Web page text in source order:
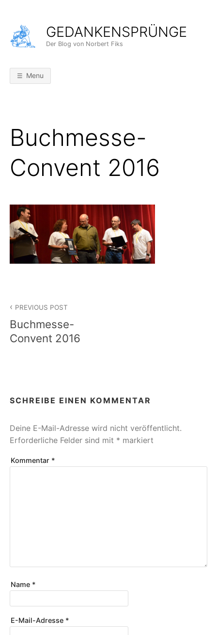
content
GEDANKENSPRÜNGE
Der Blog von Norbert Fiks
Menu
Buchmesse-
Convent 2016
PREVIOUS POST
Buchmesse-
Convent 2016
SCHREIBE EINEN KOMMENTAR
Deine E-Mail-Adresse wird nicht veröffentlicht.
Erforderliche Felder sind mit * markiert
Kommentar *
Name *
E-Mail-Adresse *